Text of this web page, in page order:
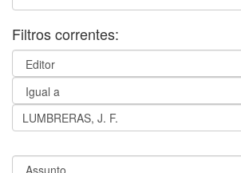
Filtros correntes: